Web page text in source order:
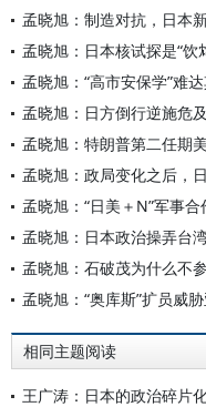
孟晓旭：制造对抗，日本
孟晓旭：日本核试探是“饮
孟晓旭：“高市安保学”难
孟晓旭：日方倒行逆施危
孟晓旭：特朗普第二任期
孟晓旭：政局变化之后，
孟晓旭：“日美＋N”军事
孟晓旭：日本政治操弄台
孟晓旭：石破茂为什么不
孟晓旭：“奥库斯”扩员威
相同主题阅读
王广涛：日本的政治碎片